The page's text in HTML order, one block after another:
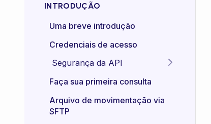
INTRODUÇÃO
Uma breve introdução
Credenciais de acesso
Segurança da API
Idempotência das APIs
Certificado mTLS
Faça sua primeira consulta
Arquivo de movimentação via
SFTP